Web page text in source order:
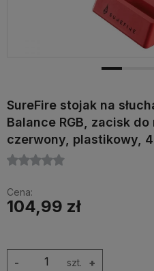
SureFire stojak na
Balance RGB, zacisk
czerwony, plastikowy,
Cena:
104,99 zł
szt. +
-